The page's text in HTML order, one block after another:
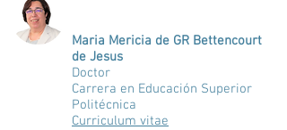
Maria Mericia de GR Bettencourt
de Jesus
Doctor
Carrera en Educación Superior
Politécnica
Curriculum vitae